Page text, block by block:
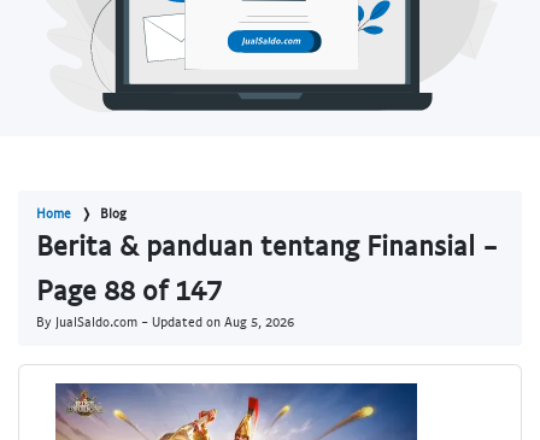
Home Blog
Berita & panduan tentang Finansial -
Page 88 of 147
By JualSaldo.com - Updated on Aug 5, 2026